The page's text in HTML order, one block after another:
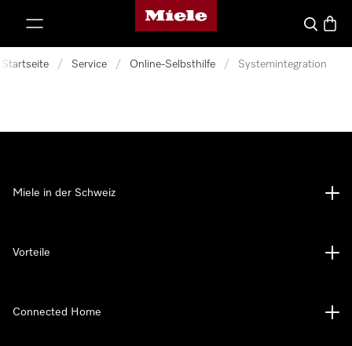
Miele-Homepage
Suche
Startseite / Service / Online-Selbsthilfe / Systemintegration
Miele in der Schweiz
Vorteile
Connected Home